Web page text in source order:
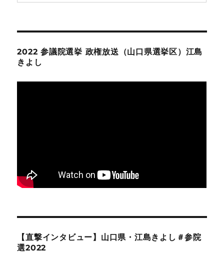
2022 参議院選挙 政権放送（山口県選挙区）江島
きよし
【直撃インタビュー】山口県・江島きよし＃参院
選2022